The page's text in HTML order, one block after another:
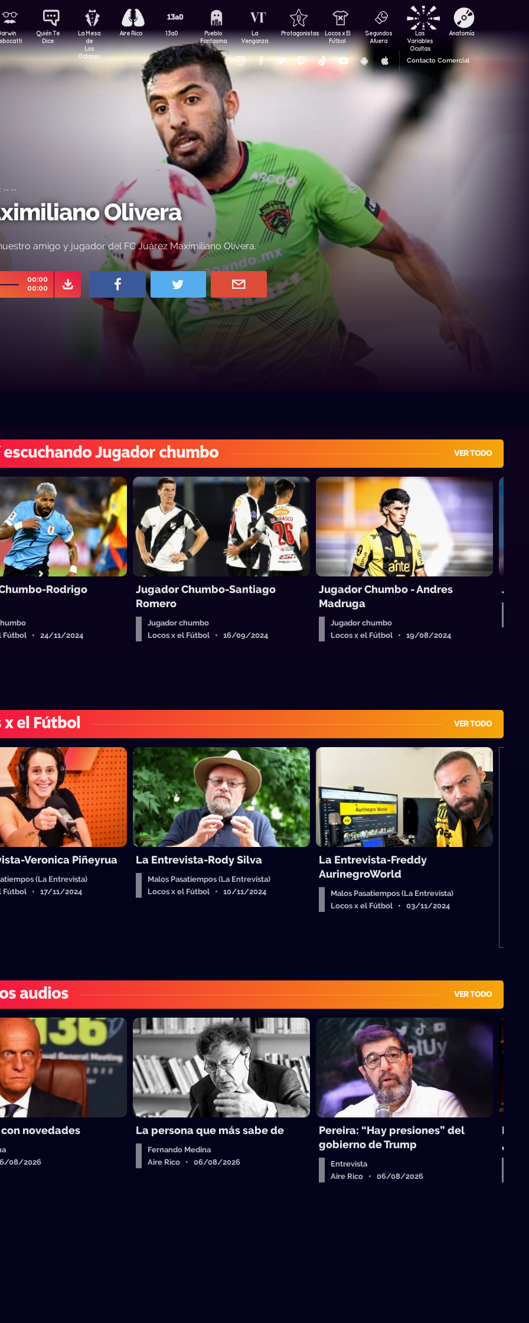
Quién Te
Dice
La Mesa
de
Los
Galanes
Aire Rico 13a0
Pueblo
Fantasma
La
Venganza
Protagonistas
Locos x El
Fútbol
Segundos
Afuera
Las
Variables
Ocultas
Anatomía
Contacto Comercial
-- --
Olivera
amigo y jugador del FC Juárez Maximiliano Olivera.
00:00
00:00
escuchando Jugador chumbo VER TODO
Rodrigo
Fútbol • 24/11/2024
Jugador Chumbo-Santiago
Romero
Jugador chumbo
Locos x el Fútbol • 16/09/2024
Jugador Chumbo - Andres
Madruga
Jugador chumbo
Locos x el Fútbol • 19/08/2024
x el Fútbol VER TODO
Veronica Piñeyrua
(La Entrevista)
Fútbol • 17/11/2024
La Entrevista-Rody Silva
Malos Pasatiempos (La Entrevista)
Locos x el Fútbol • 10/11/2024
La Entrevista-Freddy
AurinegroWorld
Malos Pasatiempos (La Entrevista)
Locos x el Fútbol • 03/11/2024
audios VER TODO
novedades
08/2026
La persona que más sabe de
Fernando Medina
Aire Rico • 06/08/2026
Pereira: “Hay presiones” del
gobierno de Trump
Entrevista
Aire Rico • 06/08/2026
La